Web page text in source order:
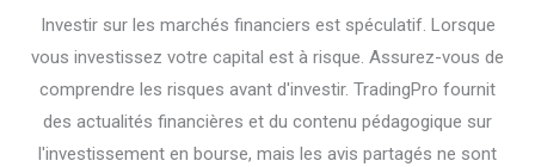
Investir sur les marchés financiers est spéculatif. Lorsque
vous investissez votre capital est à risque. Assurez-vous de
comprendre les risques avant d'investir. TradingPro fournit
des actualités financières et du contenu pédagogique sur
l'investissement en bourse, mais les avis partagés ne sont